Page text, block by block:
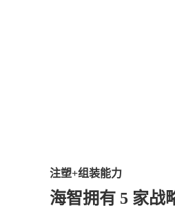
注塑+组装能力
海智拥有 5 家战